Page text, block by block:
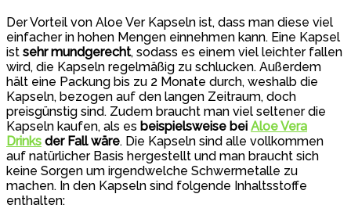
Der Vorteil von Aloe Ver Kapseln ist, dass man diese viel
einfacher in hohen Mengen einnehmen kann. Eine Kapsel
ist sehr mundgerecht, sodass es einem viel leichter fallen
wird, die Kapseln regelmäßig zu schlucken. Außerdem
hält eine Packung bis zu 2 Monate durch, weshalb die
Kapseln, bezogen auf den langen Zeitraum, doch
preisgünstig sind. Zudem braucht man viel seltener die
Kapseln kaufen, als es beispielsweise bei Aloe Vera
Drinks der Fall wäre. Die Kapseln sind alle vollkommen
auf natürlicher Basis hergestellt und man braucht sich
keine Sorgen um irgendwelche Schwermetalle zu
machen. In den Kapseln sind folgende Inhaltsstoffe
enthalten: